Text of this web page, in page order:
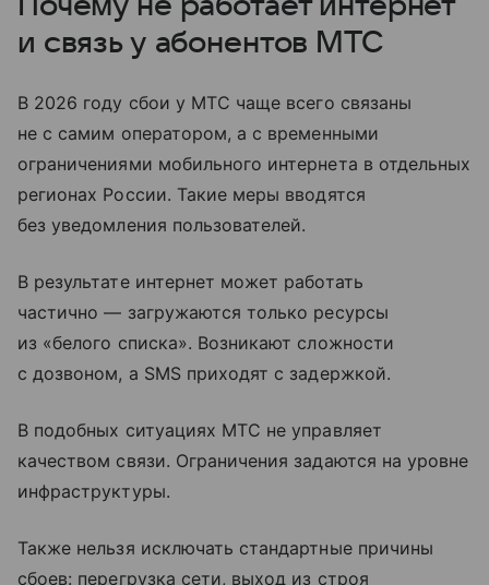
и связь у абонентов МТС
В 2026 году сбои у МТС чаще всего связаны
не с самим оператором, а с временными
ограничениями мобильного интернета в отдельных
регионах России. Такие меры вводятся
без уведомления пользователей.
В результате интернет может работать
частично — загружаются только ресурсы
из «белого списка». Возникают сложности
с дозвоном, а SMS приходят с задержкой.
В подобных ситуациях МТС не управляет
качеством связи. Ограничения задаются на уровне
инфраструктуры.
Также нельзя исключать стандартные причины
сбоев: перегрузка сети, выход из строя